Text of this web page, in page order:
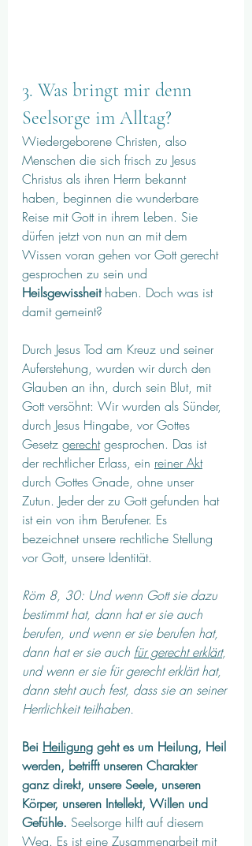
3. Was bringt mir denn
Seelsorge im Alltag?
Wiedergeborene Christen, also
Menschen die sich frisch zu Jesus
Christus als ihren Herrn bekannt
haben, beginnen die wunderbare
Reise mit Gott in ihrem Leben. Sie
dürfen jetzt von nun an mit dem
Wissen voran gehen vor Gott gerecht
gesprochen zu sein und
Heilsgewissheit haben. Doch was ist
damit gemeint?
Durch Jesus Tod am Kreuz und seiner
Auferstehung, wurden wir durch den
Glauben an ihn, durch sein Blut, mit
Gott versöhnt: Wir wurden als Sünder,
durch Jesus Hingabe, vor Gottes
Gesetz gerecht gesprochen. Das ist
der rechtlicher Erlass, ein reiner Akt
durch Gottes Gnade, ohne unser
Zutun. Jeder der zu Gott gefunden hat
ist ein von ihm Berufener. Es
bezeichnet unsere rechtliche Stellung
vor Gott, unsere Identität.
Röm 8, 30: Und wenn Gott sie dazu
bestimmt hat, dann hat er sie auch
berufen, und wenn er sie berufen hat,
dann hat er sie auch für gerecht erklärt,
und wenn er sie für gerecht erklärt hat,
dann steht auch fest, dass sie an seiner
Herrlichkeit teilhaben.
Bei Heiligung geht es um Heilung, Heil
werden, betrifft unseren Charakter
ganz direkt, unsere Seele, unseren
Körper, unseren Intellekt, Willen und
Gefühle. Seelsorge hilft auf diesem
Weg. Es ist eine Zusammenarbeit mit